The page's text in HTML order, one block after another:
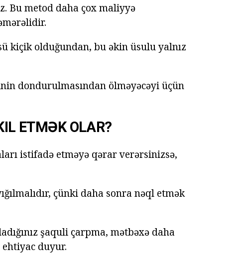
Bu metod daha çox maliyyə
kiçik olduğundan, bu əkin üsulu yalnız
dondurulmasından ölməyəcəyi üçün
ETMƏK OLAR?
istifadə etməyə qərar verərsinizsə,
çünki daha sonra nəql etmək
şaquli çarpma, mətbəxə daha
ehtiyac duyur.